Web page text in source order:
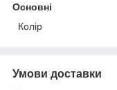
Основні
Колір
Умови доставки